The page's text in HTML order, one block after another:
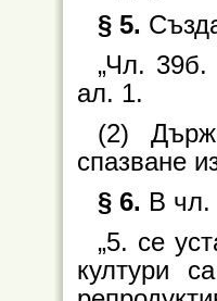
§ 5.
„Чл. 39б.
ал. 1.
(2)
спазване
§ 6. В чл.
„5. се
култури